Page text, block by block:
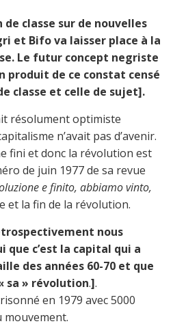
classe sur de nouvelles
et Bifo va laisser place à la
Le futur concept negriste
produit de ce constat censé
classe et celle de sujet].
résolument optimiste
n’avait pas d’avenir.
fini et donc la révolution est
de juin 1977 de sa revue
e finito, abbiamo vinto,
et la fin de la révolution.
nous
que c’est la capital qui a
des années 60-70 et que
sa » révolution.].
en 1979 avec 5000